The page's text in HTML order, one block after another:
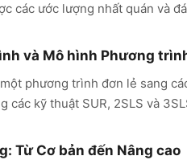
các ước lượng nhất quán và
và Mô hình Phương
phương trình đơn lẻ sang
các kỹ thuật SUR, 2SLS và
Từ Cơ bản đến Nâng cao